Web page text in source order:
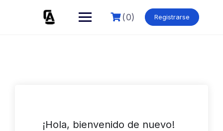
(0) Registrarse
¡Hola, bienvenido de nuevo!